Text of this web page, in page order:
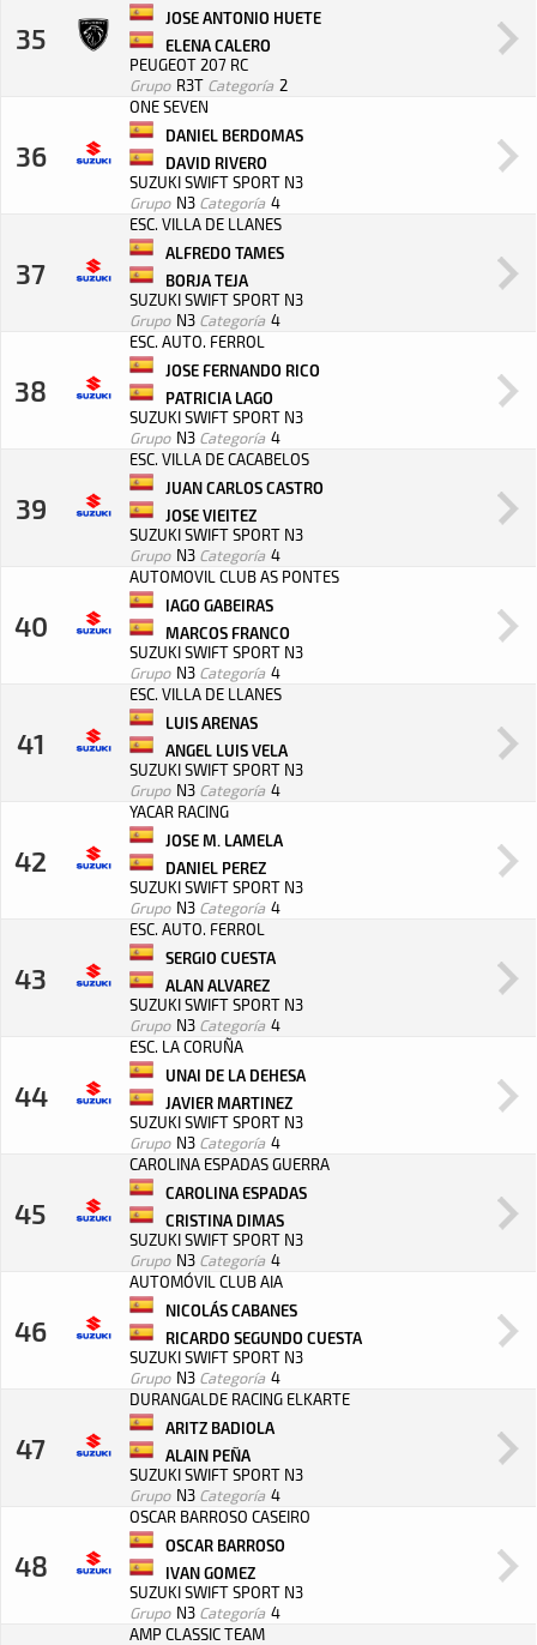
35
JOSE ANTONIO HUETE
ELENA CALERO
PEUGEOT 207 RC
Grupo R3T Categoría 2
36
ONE SEVEN
DANIEL BERDOMAS
DAVID RIVERO
SUZUKI SWIFT SPORT N3
Grupo N3 Categoría 4
37
ESC. VILLA DE LLANES
ALFREDO TAMES
BORJA TEJA
SUZUKI SWIFT SPORT N3
Grupo N3 Categoría 4
38
ESC. AUTO. FERROL
JOSE FERNANDO RICO
PATRICIA LAGO
SUZUKI SWIFT SPORT N3
Grupo N3 Categoría 4
39
ESC. VILLA DE CACABELOS
JUAN CARLOS CASTRO
JOSE VIEITEZ
SUZUKI SWIFT SPORT N3
Grupo N3 Categoría 4
40
AUTOMOVIL CLUB AS PONTES
IAGO GABEIRAS
MARCOS FRANCO
SUZUKI SWIFT SPORT N3
Grupo N3 Categoría 4
41
ESC. VILLA DE LLANES
LUIS ARENAS
ANGEL LUIS VELA
SUZUKI SWIFT SPORT N3
Grupo N3 Categoría 4
42
YACAR RACING
JOSE M. LAMELA
DANIEL PEREZ
SUZUKI SWIFT SPORT N3
Grupo N3 Categoría 4
43
ESC. AUTO. FERROL
SERGIO CUESTA
ALAN ALVAREZ
SUZUKI SWIFT SPORT N3
Grupo N3 Categoría 4
44
ESC. LA CORUÑA
UNAI DE LA DEHESA
JAVIER MARTINEZ
SUZUKI SWIFT SPORT N3
Grupo N3 Categoría 4
45
CAROLINA ESPADAS GUERRA
CAROLINA ESPADAS
CRISTINA DIMAS
SUZUKI SWIFT SPORT N3
Grupo N3 Categoría 4
46
AUTOMÓVIL CLUB AIA
NICOLÁS CABANES
RICARDO SEGUNDO CUESTA
SUZUKI SWIFT SPORT N3
Grupo N3 Categoría 4
47
DURANGALDE RACING ELKARTE
ARITZ BADIOLA
ALAIN PEÑA
SUZUKI SWIFT SPORT N3
Grupo N3 Categoría 4
48
OSCAR BARROSO CASEIRO
OSCAR BARROSO
IVAN GOMEZ
SUZUKI SWIFT SPORT N3
Grupo N3 Categoría 4
AMP CLASSIC TEAM